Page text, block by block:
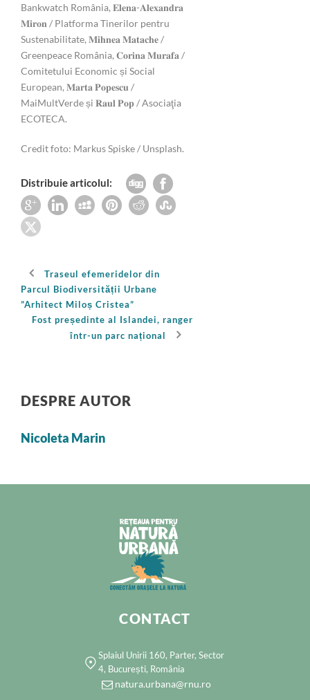
Bankwatch România, 𝐄𝐥𝐞𝐧𝐚-𝐀𝐥𝐞𝐱𝐚𝐧𝐝𝐫𝐚
𝐌𝐢𝐫𝐨𝐧 / Platforma Tinerilor pentru
Sustenabilitate, 𝐌𝐢𝐡𝐧𝐞𝐚 𝐌𝐚𝐭𝐚𝐜𝐡𝐞 /
Greenpeace România, 𝐂𝐨𝐫𝐢𝐧𝐚 𝐌𝐮𝐫𝐚𝐟𝐚 /
Comitetului Economic și Social
European, 𝐌𝐚𝐫𝐭𝐚 𝐏𝐨𝐩𝐞𝐬𝐜𝐮 /
MaiMultVerde și 𝐑𝐚𝐮𝐥 𝐏𝐨𝐩 / Asociaţia
ECOTECA.
Credit foto: Markus Spiske / Unsplash.
Distribuie articolul:
Traseul efemeridelor din
Parcul Biodiversității Urbane
”Arhitect Miloș Cristea”
Fost președinte al Islandei, ranger
într-un parc național
DESPRE AUTOR
Nicoleta Marin
CONTACT
Splaiul Unirii 160, Parter, Sector
4, București, România
natura.urbana@rnu.ro